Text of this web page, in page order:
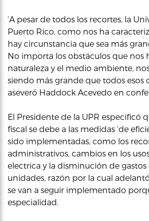
‘A pesar de todos los recortes, la
Puerto Rico, como nos ha
hay circunstancia que sea más
No importa los obstáculos que nos
naturaleza y el medio ambiente,
siendo más grande que todos esos
aseveró Haddock Acevedo en
El Presidente de la UPR especificó
fiscal se debe a las medidas ‘de
sido implementadas, como los
administrativos, cambios en los
electrica y la disminución de gastos
unidades, razón por la cual
se van a seguir implementado
especialidad.